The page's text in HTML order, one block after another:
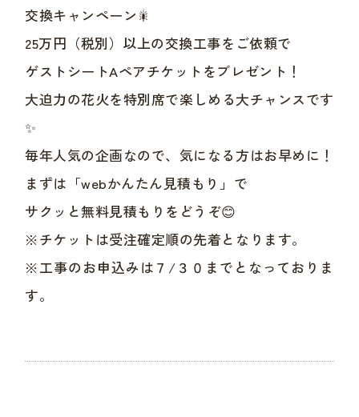
交換キャンペーン🎇
25万円（税別）以上の交換工事をご依頼で
ゲストシートAペアチケットをプレゼント！
大迫力の花火を特別席で楽しめる大チャンスです
✨
毎年人気の企画なので、気になる方はお早めに！
まずは「webかんたん見積もり」で
サクッと無料見積もりをどうぞ😊
※チケットは受注確定順の先着となります。
※工事のお申込みは７/３０までとなっておりま
す。